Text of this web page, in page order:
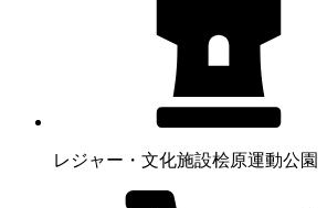
レジャー・文化施設桧原運動公園